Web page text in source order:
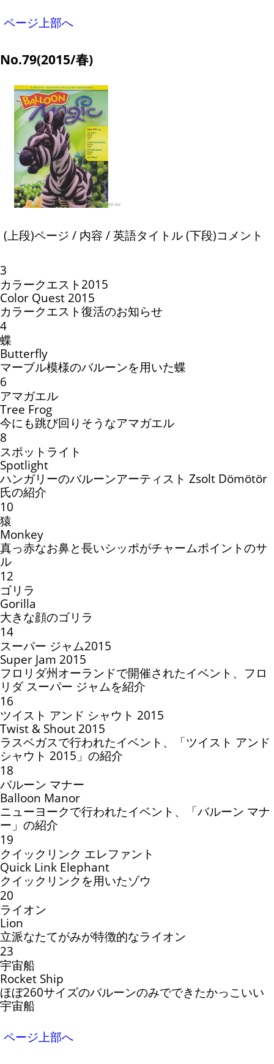
ページ上部へ
No.79(2015/春)
(上段)ページ / 内容 / 英語タイトル (下段)コメント
3
カラークエスト2015
Color Quest 2015
カラークエスト復活のお知らせ
4
蝶
Butterfly
マーブル模様のバルーンを用いた蝶
6
アマガエル
Tree Frog
今にも跳び回りそうなアマガエル
8
スポットライト
Spotlight
ハンガリーのバルーンアーティスト Zsolt Dömötör
氏の紹介
10
猿
Monkey
真っ赤なお鼻と長いシッポがチャームポイントのサ
ル
12
ゴリラ
Gorilla
大きな顔のゴリラ
14
スーパー ジャム2015
Super Jam 2015
フロリダ州オーランドで開催されたイベント、フロ
リダ スーパー ジャムを紹介
16
ツイスト アンド シャウト 2015
Twist & Shout 2015
ラスベガスで行われたイベント、「ツイスト アンド
シャウト 2015」の紹介
18
バルーン マナー
Balloon Manor
ニューヨークで行われたイベント、「バルーン マナ
ー」の紹介
19
クイックリンク エレファント
Quick Link Elephant
クイックリンクを用いたゾウ
20
ライオン
Lion
立派なたてがみが特徴的なライオン
23
宇宙船
Rocket Ship
ほぼ260サイズのバルーンのみでできたかっこいい
宇宙船
ページ上部へ